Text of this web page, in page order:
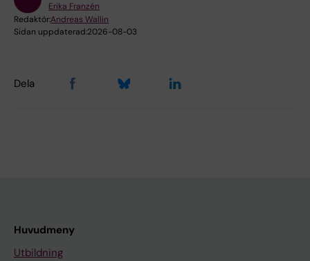
Erika Franzén
Redaktör:Andreas Wallin
Sidan uppdaterad:2026-08-03
Dela
Huvudmeny
Utbildning